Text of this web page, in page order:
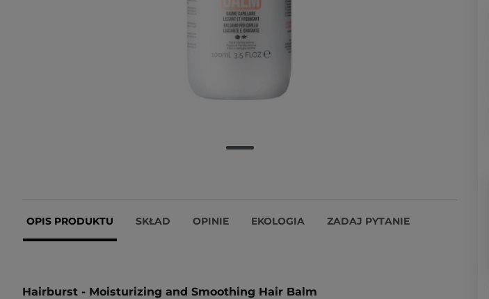
OPIS PRODUKTU SKŁAD OPINIE EKOLOGIA ZADAJ PYTANIE
Hairburst - Moisturizing and Smoothing Hair Balm